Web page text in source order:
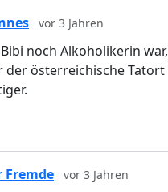
vor 3 Jahren
noch Alkoholikerin war,
der österreichische Tatort
Fremde vor 3 Jahren